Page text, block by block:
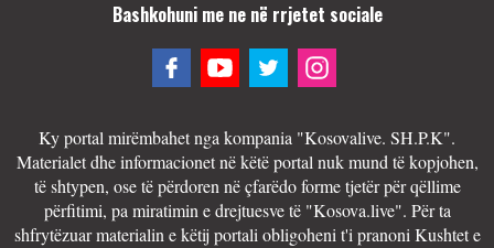
Bashkohuni me ne në rrjetet sociale
Ky portal mirëmbahet nga kompania "Kosovalive. SH.P.K".
Materialet dhe informacionet në këtë portal nuk mund të kopjohen,
të shtypen, ose të përdoren në çfarëdo forme tjetër për qëllime
përfitimi, pa miratimin e drejtuesve të "Kosova.live". Për ta
shfrytëzuar materialin e këtij portali obligoheni t'i pranoni Kushtet e